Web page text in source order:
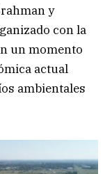
y
con la
un momento
actual
ambientales